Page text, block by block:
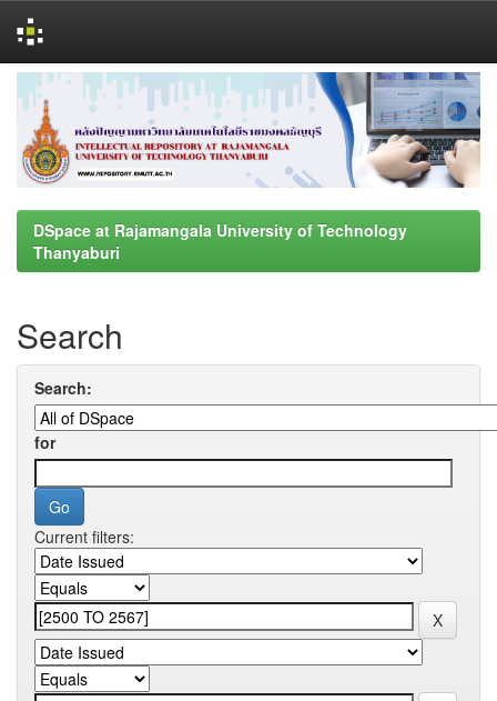
navigation
DSpace at Rajamangala University of Technology
Thanyaburi
Search
Search:
for
Current filters: